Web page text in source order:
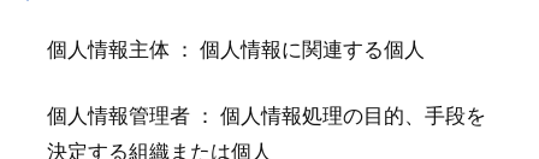
個人情報主体 ： 個人情報に関連する個人
個人情報管理者 ： 個人情報処理の目的、手段を
決定する組織または個人